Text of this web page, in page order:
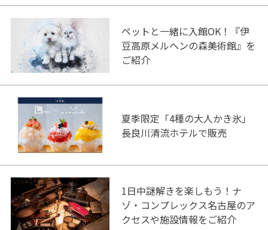
ペットと一緒に入館OK！『伊
豆高原メルヘンの森美術館』を
ご紹介
夏季限定「4種の大人かき氷」
長良川清流ホテルで販売
1日中謎解きを楽しもう！ナ
ゾ・コンプレックス名古屋のア
クセスや施設情報をご紹介